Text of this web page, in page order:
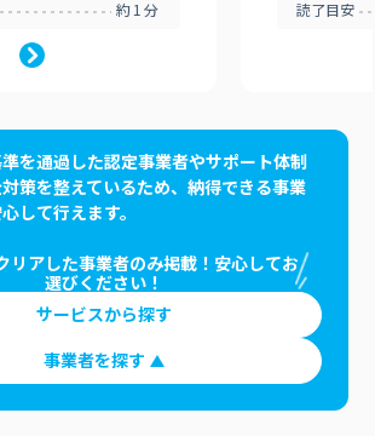
約1分 読了目安
を通過した認定事業者やサポート体制
策を整えているため、納得できる事業
して行えます。
リアした事業者のみ掲載！安心してお
選びください！
サービスから探す
事業者を探す